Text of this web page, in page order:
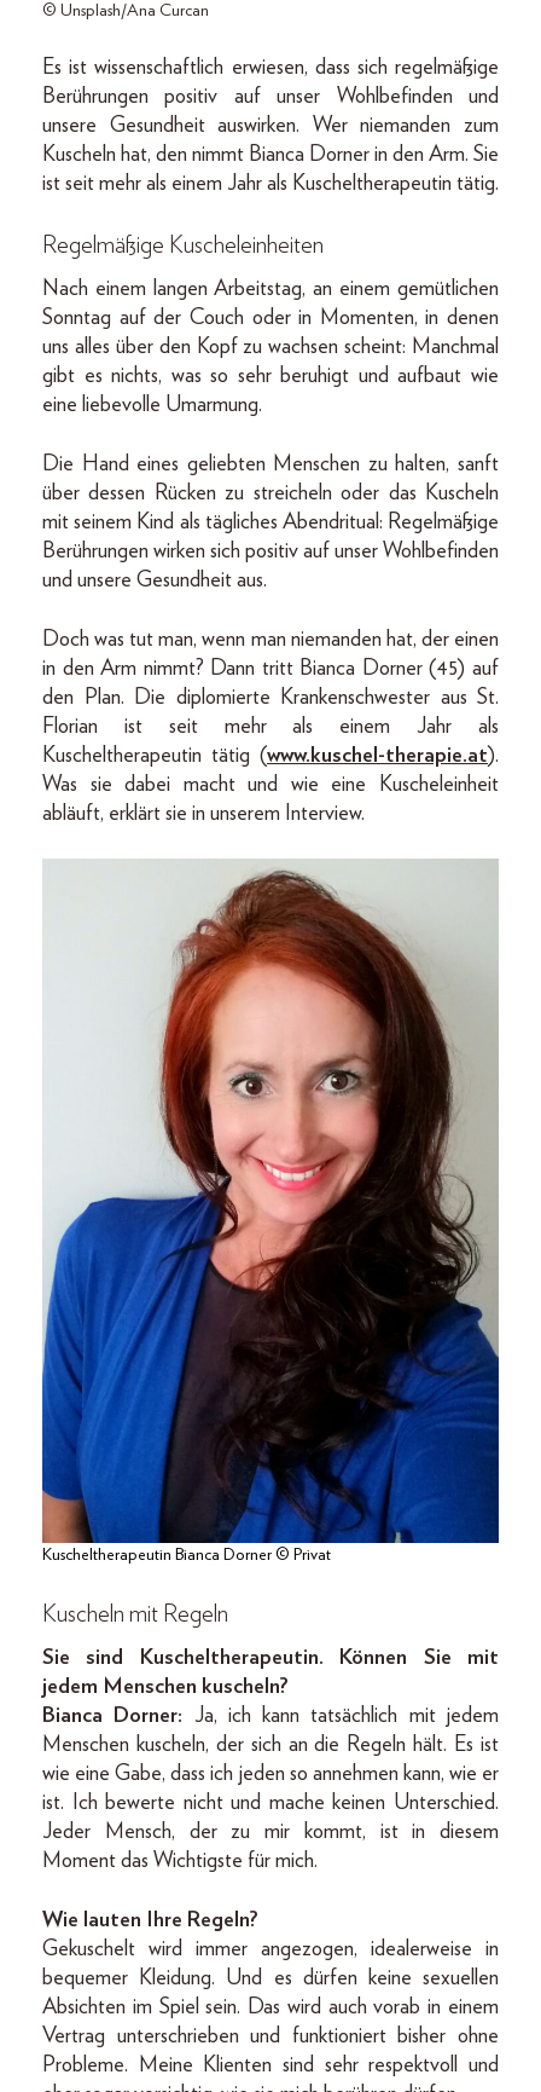
© Unsplash/Ana Curcan
Es ist wissenschaftlich erwiesen, dass sich regelmäßige
Berührungen positiv auf unser Wohlbefinden und
unsere Gesundheit auswirken. Wer niemanden zum
Kuscheln hat, den nimmt Bianca Dorner in den Arm. Sie
ist seit mehr als einem Jahr als Kuscheltherapeutin tätig.
Regelmäßige Kuscheleinheiten
Nach einem langen Arbeitstag, an einem gemütlichen
Sonntag auf der Couch oder in Momenten, in denen
uns alles über den Kopf zu wachsen scheint: Manchmal
gibt es nichts, was so sehr beruhigt und aufbaut wie
eine liebevolle Umarmung.
Die Hand eines geliebten Menschen zu halten, sanft
über dessen Rücken zu streicheln oder das Kuscheln
mit seinem Kind als tägliches Abendritual: Regelmäßige
Berührungen wirken sich positiv auf unser Wohlbefinden
und unsere Gesundheit aus.
Doch was tut man, wenn man niemanden hat, der einen
in den Arm nimmt? Dann tritt Bianca Dorner (45) auf
den Plan. Die diplomierte Krankenschwester aus St.
Florian ist seit mehr als einem Jahr als
Kuscheltherapeutin tätig (www.kuschel-therapie.at).
Was sie dabei macht und wie eine Kuscheleinheit
abläuft, erklärt sie in unserem Interview.
Kuscheltherapeutin Bianca Dorner © Privat
Kuscheln mit Regeln
Sie sind Kuscheltherapeutin. Können Sie mit
jedem Menschen kuscheln?
Bianca Dorner: Ja, ich kann tatsächlich mit jedem
Menschen kuscheln, der sich an die Regeln hält. Es ist
wie eine Gabe, dass ich jeden so annehmen kann, wie er
ist. Ich bewerte nicht und mache keinen Unterschied.
Jeder Mensch, der zu mir kommt, ist in diesem
Moment das Wichtigste für mich.
Wie lauten Ihre Regeln?
Gekuschelt wird immer angezogen, idealerweise in
bequemer Kleidung. Und es dürfen keine sexuellen
Absichten im Spiel sein. Das wird auch vorab in einem
Vertrag unterschrieben und funktioniert bisher ohne
Probleme. Meine Klienten sind sehr respektvoll und